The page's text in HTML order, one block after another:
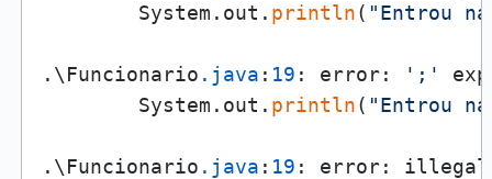
        System.out.
println( "Entrou
.\Funcionario .java : 19 : error: ';'
        System.out.
println( "Entrou
.\Funcionario .java : 19 : error: illegal